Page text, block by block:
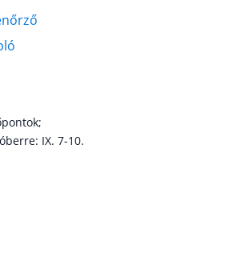
IX. 7-10.